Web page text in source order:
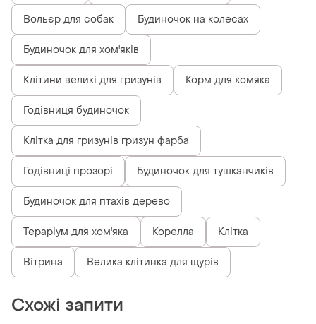
Вольєр для собак Будиночок на колесах
Будиночок для хом'яків
Клітини великі для гризунів Корм для хомяка
Годівниця будиночок
Клітка для гризунів гризун фарба
Годівниці прозорі Будиночок для тушканчиків
Будиночок для птахів дерево
Тераріум для хом'яка Корелла Клітка
Вітрина Велика клітинка для щурів
Схожі запити